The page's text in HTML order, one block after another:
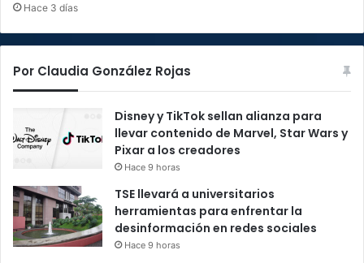
Hace 3 días
Por Claudia González Rojas
Disney y TikTok sellan alianza para
llevar contenido de Marvel, Star Wars y
Pixar a los creadores
Hace 9 horas
TSE llevará a universitarios
herramientas para enfrentar la
desinformación en redes sociales
Hace 9 horas